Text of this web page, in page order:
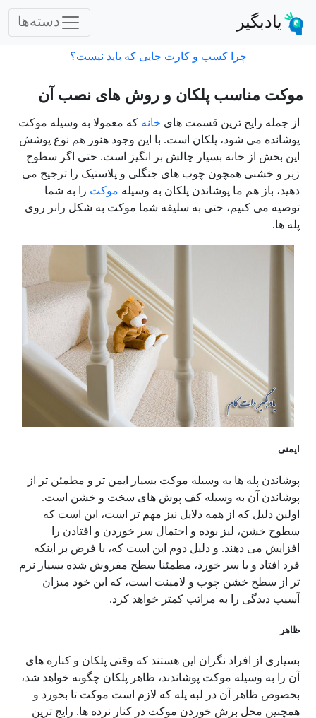
یادبگیر دسته‌ها
چرا کسب و کارت جایی که باید نیست؟
موکت مناسب پلکان و روش های نصب آن
از جمله رایج ترین قسمت های خانه که معمولا به وسیله موکت
پوشانده می شود، پلکان است. با این وجود هنوز هم نوع پوشش
این بخش از خانه بسیار چالش بر انگیز است. حتی اگر سطوح
زبر و خشنی همچون چوب های جنگلی و پلاستیک را ترجیح می
دهید، باز هم ما پوشاندن پلکان به وسیله موکت را به شما
توصیه می کنیم، حتی به سلیقه شما موکت به شکل رانر روی
پله ها.
ایمنی
پوشاندن پله ها به وسیله موکت بسیار ایمن تر و مطمئن تر از
پوشاندن آن به وسیله کف پوش های سخت و خشن است.
اولین دلیل که از همه دلایل نیز مهم تر است، این است که
سطوح خشن، لیز بوده و احتمال سر خوردن و افتادن را
افزایش می دهند. و دلیل دوم این است که، با فرض بر اینکه
فرد افتاد و یا سر خورد، مطمئنا سطح مفروش شده بسیار نرم
تر از سطح خشن چوب و لامینت است، که این خود میزان
آسیب دیدگی را به مراتب کمتر خواهد کرد.
ظاهر
بسیاری از افراد نگران این هستند که وقتی پلکان و کناره های
آن را به وسیله موکت پوشاندند، ظاهر پلکان چگونه خواهد شد،
بخصوص ظاهر آن در لبه پله که لازم است موکت تا بخورد و
همچنین محل برش خوردن موکت در کنار نرده ها. رایج ترین